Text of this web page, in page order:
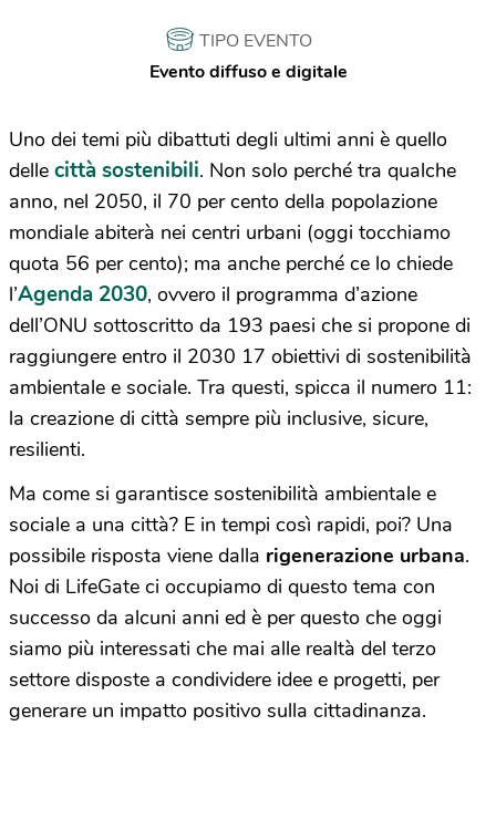
TIPO EVENTO
Evento diffuso e digitale
Uno dei temi più dibattuti degli ultimi anni è quello
delle città sostenibili. Non solo perché tra qualche
anno, nel 2050, il 70 per cento della popolazione
mondiale abiterà nei centri urbani (oggi tocchiamo
quota 56 per cento); ma anche perché ce lo chiede
l’Agenda 2030, ovvero il programma d’azione
dell’ONU sottoscritto da 193 paesi che si propone di
raggiungere entro il 2030 17 obiettivi di sostenibilità
ambientale e sociale. Tra questi, spicca il numero 11:
la creazione di città sempre più inclusive, sicure,
resilienti.
Ma come si garantisce sostenibilità ambientale e
sociale a una città? E in tempi così rapidi, poi? Una
possibile risposta viene dalla rigenerazione urbana.
Noi di LifeGate ci occupiamo di questo tema con
successo da alcuni anni ed è per questo che oggi
siamo più interessati che mai alle realtà del terzo
settore disposte a condividere idee e progetti, per
generare un impatto positivo sulla cittadinanza.